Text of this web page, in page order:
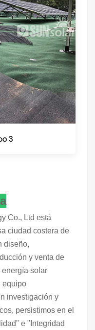
3
Co., Ltd está
ciudad costera de
diseño,
y venta de
solar
equipo
investigación y
persistimos en el
e "Integridad